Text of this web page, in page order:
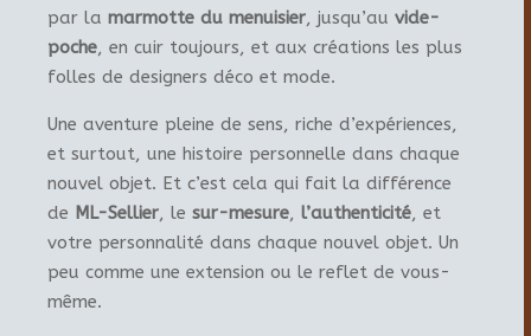
par la marmotte du menuisier, jusqu’au vide-
poche, en cuir toujours, et aux créations les plus
folles de designers déco et mode.
Une aventure pleine de sens, riche d’expériences,
et surtout, une histoire personnelle dans chaque
nouvel objet. Et c’est cela qui fait la différence
de ML-Sellier, le sur-mesure, l’authenticité, et
votre personnalité dans chaque nouvel objet. Un
peu comme une extension ou le reflet de vous-
même.